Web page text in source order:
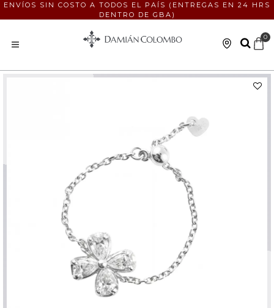
ENVÍOS SIN COSTO A TODOS EL PAÍS (ENTREGAS EN 24 HRS
DENTRO DE GBA)
0